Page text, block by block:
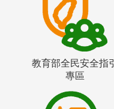
教育部全民安全指引
專區